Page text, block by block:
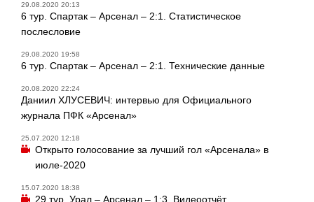
29.08.2020 20:13
6 тур. Спартак – Арсенал – 2:1. Статистическое
послесловие
29.08.2020 19:58
6 тур. Спартак – Арсенал – 2:1. Технические данные
20.08.2020 22:24
Даниил ХЛУСЕВИЧ: интервью для Официального
журнала ПФК «Арсенал»
25.07.2020 12:18
Открыто голосование за лучший гол «Арсенала» в
июле-2020
15.07.2020 18:38
29 тур. Урал – Арсенал – 1:3. Видеоотчёт